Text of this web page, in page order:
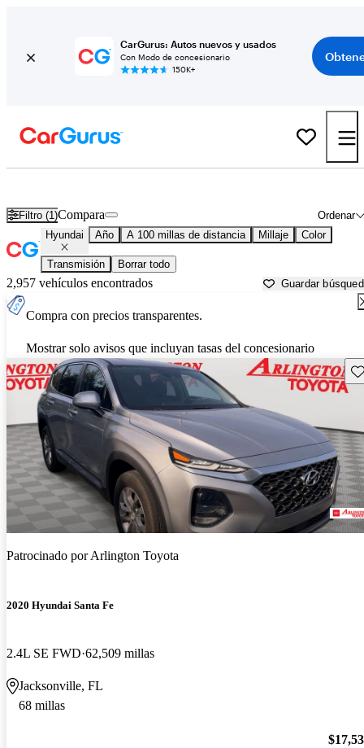
CarGurus: Autos nuevos y usados
Con Modo de concesionario
150K+
Filtro (1) Ordenar
Compara
Hyundai Año A 100 millas de distancia Millaje Color
Transmisión Borrar todo
2,957 vehículos encontrados Guardar
Compra con precios transparentes.
Mostrar solo avisos que incluyan tasas del concesionario
Patrocinado porArlington Toyota
2020 Hyundai Santa Fe
2.4L SE FWD 62,509 millas
Jacksonville, FL
68 millas